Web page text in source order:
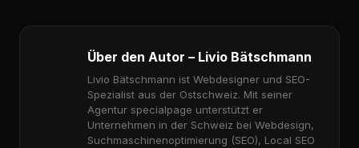
Über den Autor – Livio Bätschmann
Livio Bätschmann ist Webdesigner und SEO-
Spezialist aus der Ostschweiz. Mit seiner
Agentur specialpage unterstützt er
Unternehmen in der Schweiz bei Webdesign,
Suchmaschinenoptimierung (SEO), Local SEO